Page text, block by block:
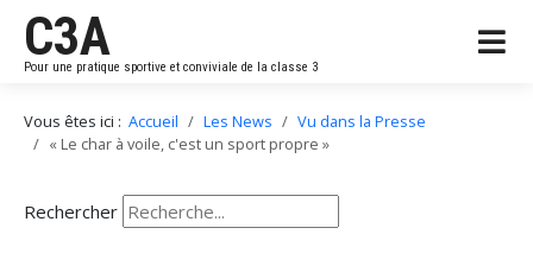
C3A
Pour une pratique sportive et conviviale de la classe 3
Vous êtes ici : Accueil Les News
Vu dans la Presse
« Le char à voile, c'est un sport propre »
Rechercher